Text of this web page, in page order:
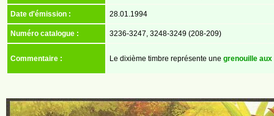
Date d'émission : 28.01.1994
Numéro catalogue : 3236-3247, 3248-3249 (208-209)
Commentaire : Le dixième timbre représente une grenouille